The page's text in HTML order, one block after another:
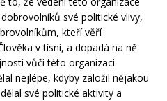
své politické vlivy,
kteří věří
v tísni, a dopadá na ně
vůči této organizaci.
nejlépe, kdyby založil nějakou
své politické aktivity a